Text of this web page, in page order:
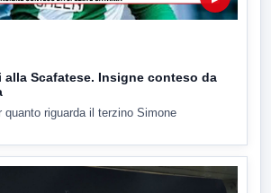
alla Scafatese. Insigne conteso da
quanto riguarda il terzino Simone